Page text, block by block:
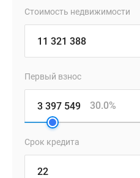
Стоимость недвижимости
Первый взнос
30.0%
Срок кредита